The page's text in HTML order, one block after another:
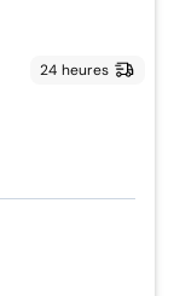
24 heures